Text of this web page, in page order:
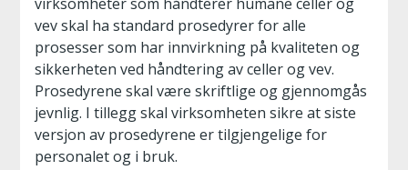
vev skal ha standard prosedyrer for alle
prosesser som har innvirkning på kvaliteten og
sikkerheten ved håndtering av celler og vev.
Prosedyrene skal være skriftlige og gjennomgås
jevnlig. I tillegg skal virksomheten sikre at siste
versjon av prosedyrene er tilgjengelige for
personalet og i bruk.